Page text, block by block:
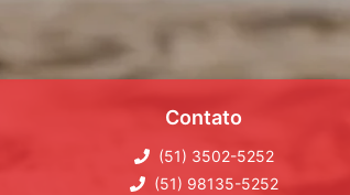
Contato
(51) 3502-5252
(51) 98135-5252